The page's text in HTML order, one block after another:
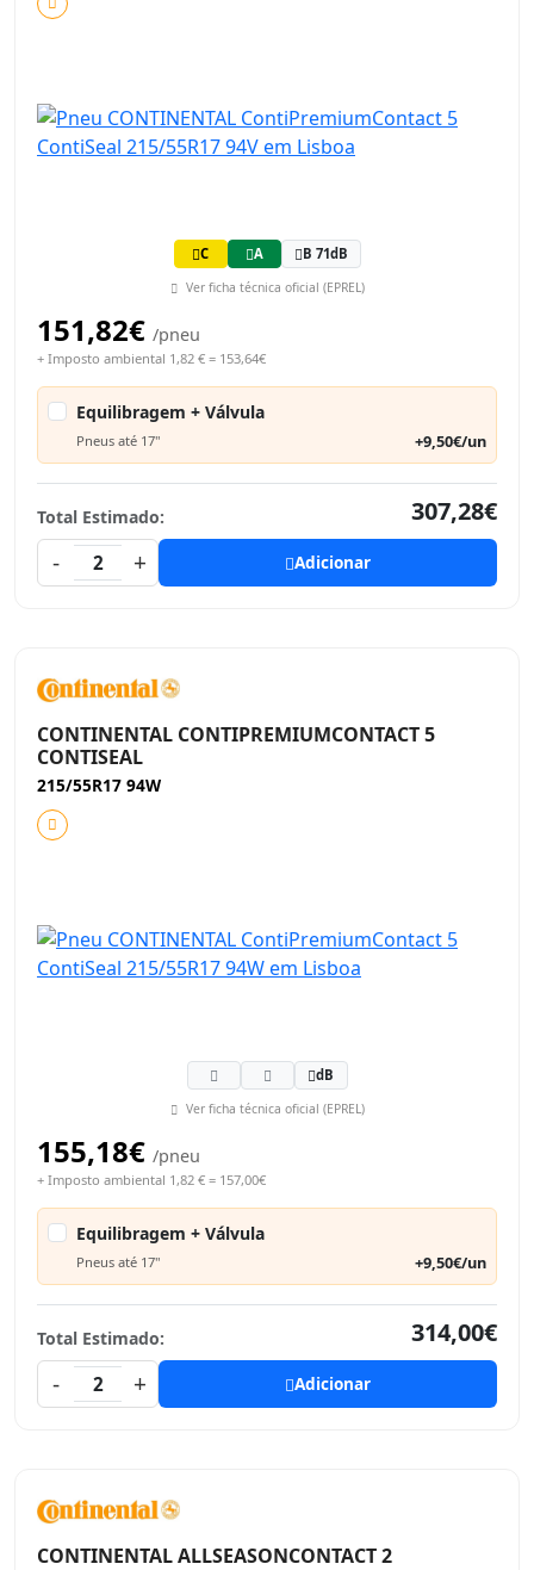
C A B 71dB
Ver ficha técnica oficial (EPREL)
151,82€ /pneu
+ Imposto ambiental 1,82 € = 153,64€
Equilibragem + Válvula
Pneus até 17" +9,50€/un
Total Estimado:
307,28€
-
2 + Adicionar
CONTINENTAL CONTIPREMIUMCONTACT 5
CONTISEAL
215/55R17 94W
dB
Ver ficha técnica oficial (EPREL)
155,18€ /pneu
+ Imposto ambiental 1,82 € = 157,00€
Equilibragem + Válvula
Pneus até 17" +9,50€/un
Total Estimado:
314,00€
-
2 + Adicionar
CONTINENTAL ALLSEASONCONTACT 2